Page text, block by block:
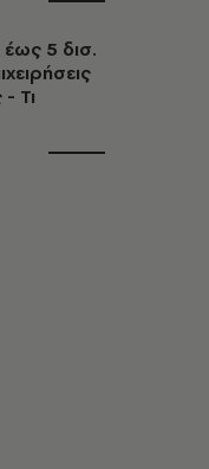
έως 5 δισ.
Τι